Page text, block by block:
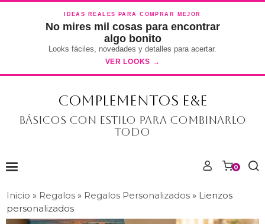
IDEAS REALES PARA COMPRAR MEJOR
No mires mil cosas para encontrar
algo bonito
Looks fáciles, novedades y detalles para acertar.
VER LOOKS →
COMPLEMENTOS E&E
Básicos con estilo para combinarlo
todo
0
Inicio » Regalos » Regalos Personalizados » Lienzos
personalizados